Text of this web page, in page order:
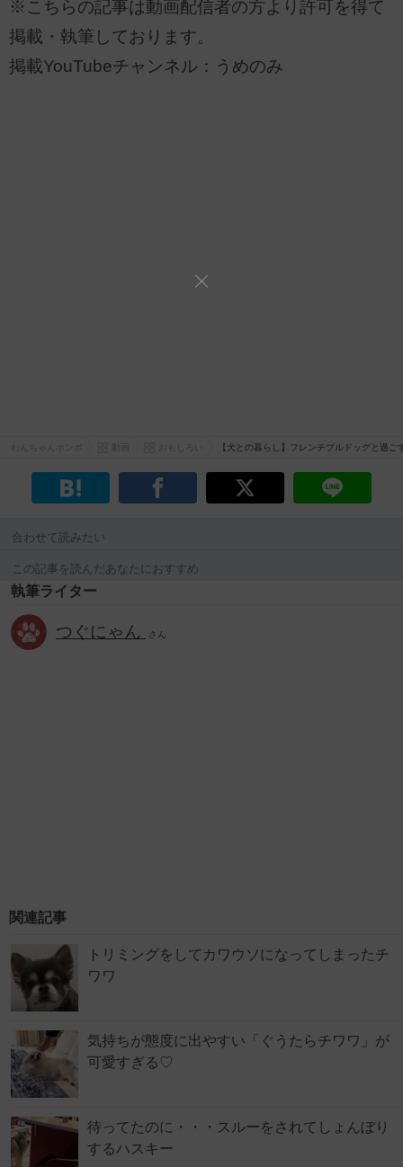
※こちらの記事は動画配信者の方より許可を得て
掲載・執筆しております。
掲載YouTubeチャンネル：うめのみ
おもしろい 【犬との暮らし】フレンチブルドッグと過ご
合わせて読みたい
この記事を読んだあなたにおすすめ
執筆ライター
つぐにゃん さん
関連記事
トリミングをしてカワウソになってしまったチ
ワワ
気持ちが態度に出やすい「ぐうたらチワワ」が
可愛すぎる♡
待ってたのに・・・スルーをされてしょんぼり
するハスキー